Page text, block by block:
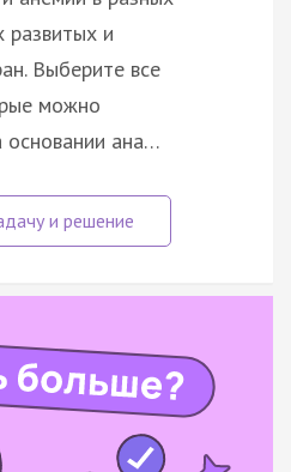
развитых и
Выберите все
можно
основании ана…